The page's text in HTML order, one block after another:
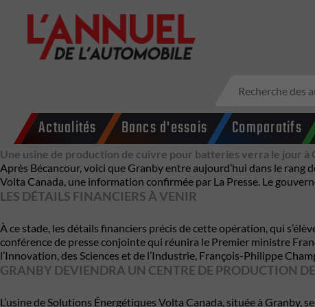
Actualités Bancs d'essais Comparatifs
Une usine de production de cuivre pour batteries verra le jour à
Après Bécancour, voici que Granby entre aujourd’hui dans le
Volta Canada, une information confirmée par La Presse. Le
LES DÉTAILS FINANCIERS À VENIR
À ce stade, les détails financiers précis de cette opération, qui
conférence de presse conjointe qui réunira le Premier ministre
l’Innovation, des Sciences et de l’Industrie, François-Philippe
GRANBY DEVIENDRA UN CENTRE DE PRODUCTION
L’usine de Solutions Énergétiques Volta Canada, située à Granby,